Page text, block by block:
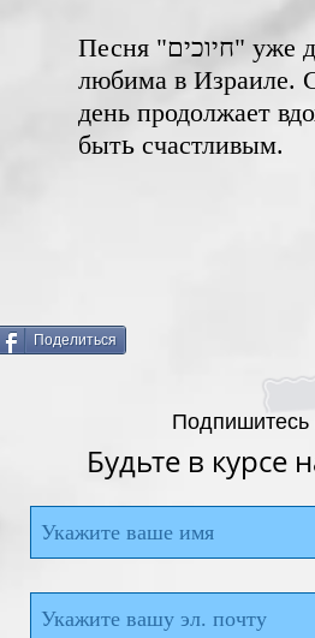
Песня "חיוכים" уже давно стала классикой израильской музыки, она хорошо известна и
любима в Израиле.
день продолжает
быть счастливым.
Поделиться
Подпишитесь
Будьте в курсе